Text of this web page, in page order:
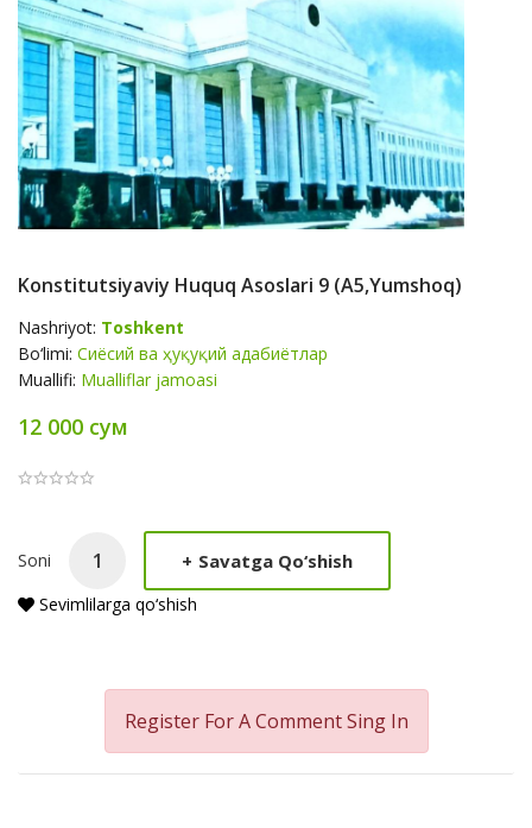
Konstitutsiyaviy Huquq Asoslari 9 (A5,yumshoq)
Nashriyot: Toshkent
Bo‘limi: Сиёсий ва ҳуқуқий адабиётлар
Muallifi: Mualliflar jamoasi
12 000 сум
Product
Summery
Soni + Savatga Qo‘shish
Sevimlilarga qo‘shish
Register For A CommentSing In